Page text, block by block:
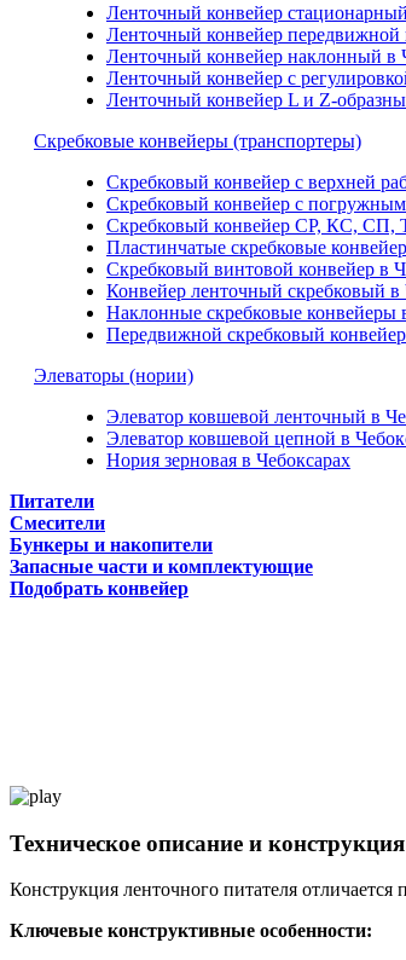
Ленточный конвейер
Ленточный конвейер передвижной
Ленточный конвейер наклонный в
Ленточный конвейер с
Ленточный конвейер L и Z-
Скребковые конвейеры (транспортеры)
Скребковый конвейер с верхней
Скребковый конвейер с
Скребковый конвейер СР, КС, СП,
Пластинчатые скребковые
Скребковый винтовой конвейер в
Конвейер ленточный скребковый в
Наклонные скребковые конвейеры
Передвижной скребковый
Элеваторы (нории)
Элеватор ковшевой ленточный в
Элеватор ковшевой цепной в
Нория зерновая в Чебоксарах
Питатели
Смесители
Бункеры и накопители
Запасные части и комплектующие
Подобрать конвейер
Техническое описание и конструкция
Конструкция ленточного питателя
Ключевые конструктивные особенности: